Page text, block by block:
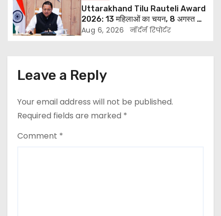
a
t
o
Uttarakhand Tilu Rauteli Award
2026: 13 महिलाओं का चयन, 8 अगस्त को
सीएम धामी करेंगे सम्मानित
Aug 6, 2026 नॉर्दर्न रिपोर्टर
Leave a Reply
Your email address will not be published.
Required fields are marked *
Comment *